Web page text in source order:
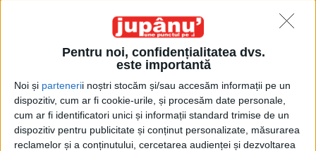
Pentru noi, confidențialitatea dvs.
este importantă
Noi și partenerii noștri stocăm și/sau accesăm informații pe un
dispozitiv, cum ar fi cookie-urile, și procesăm date personale,
cum ar fi identificatori unici și informații standard trimise de un
dispozitiv pentru publicitate și conținut personalizate, măsurarea
reclamelor și a conținutului, cercetarea audienței și dezvoltarea